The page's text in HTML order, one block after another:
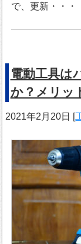
で、更新・・・
電動工具は
か？メリッ
2021年2月20日 [